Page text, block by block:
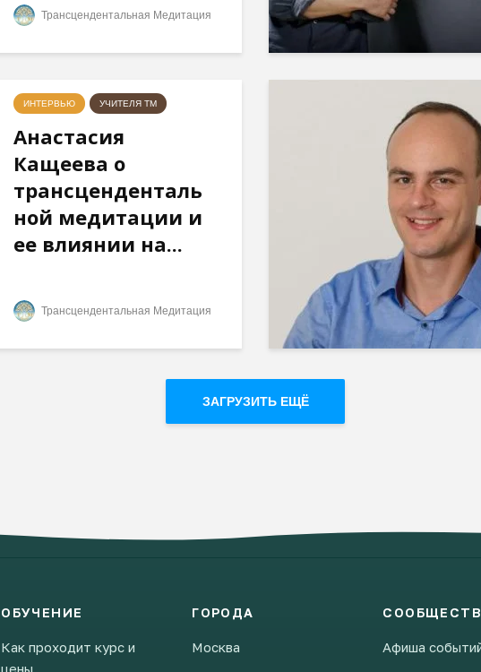
Трансцендентальная Медитация
ИНТЕРВЬЮ УЧИТЕЛЯ ТМ
Анастасия
Кащеева о
трансценденталь
ной медитации и
ее влиянии на...
Трансцендентальная Медитация
ЗАГРУЗИТЬ ЕЩЁ
ОБУЧЕНИЕ
Как проходит курс и
цены
ГОРОДА
Москва
Афиша